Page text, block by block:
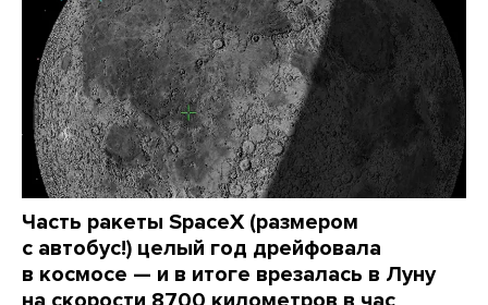
Часть ракеты SpaceX (размером
с автобус!) целый год дрейфовала
в космосе — и в итоге врезалась в Луну